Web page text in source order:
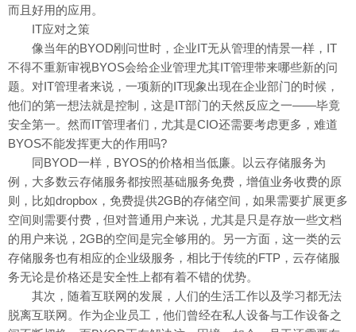
而且好用的应用。
IT应对之策
像当年的BYOD刚问世时，企业IT无从管理的情景一样，IT
不得不重新审视BYOS会给企业管理尤其IT管理带来哪些新的问
题。对IT管理者来说，一项新的IT现象出现在企业部门的时候，
他们的第一想法就是控制，这是IT部门的天然反应之一——毕竟
安全第一。然而IT管理者们，尤其是CIO还需要考虑更多，难道
BYOS不能发挥更大的作用吗?
同BYOD一样，BYOS的价格相当低廉。以云存储服务为
例，大多数云存储服务都按照基础服务免费，增值业务收费的原
则，比如dropbox，免费提供2GB的存储空间，如果需要扩展更多
空间则需要付费，但对普通用户来说，尤其是只是存放一些文档
的用户来说，2GB的空间是完全够用的。另一方面，这一类的云
存储服务也有相应的企业级服务，相比于传统的FTP，云存储服
务无论是价格还是安全性上都有着不错的优势。
其次，随着互联网的发展，人们的生活工作以及学习都无法
脱离互联网。作为企业员工，他们曾经在私人设备与工作设备之